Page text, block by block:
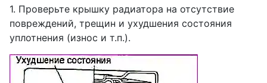
1. Проверьте крышку радиатора на отсутствие
повреждений, трещин и ухудшения состояния
уплотнения (износ и т.п.).